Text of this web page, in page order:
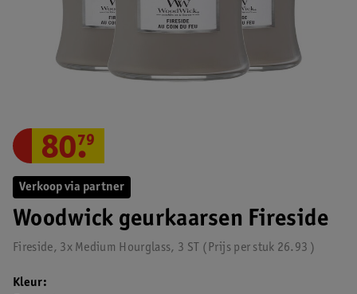
Verkoop via partner
Woodwick geurkaarsen Fireside
Fireside, 3x Medium Hourglass, 3 ST 26.93
Prijs per stuk
80.
79
Kleur